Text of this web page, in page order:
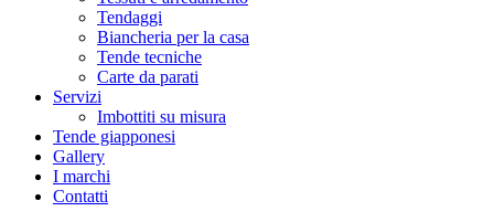
Tendaggi
Biancheria per la casa
Tende tecniche
Carte da parati
Servizi
Imbottiti su misura
Tende giapponesi
Gallery
I marchi
Contatti